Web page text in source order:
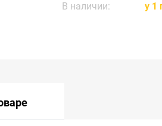
В наличии:
у 1